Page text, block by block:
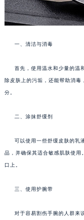
一、清洁与消毒
首先，使用温水和少量的温
除皮肤上的污垢，还能帮助消毒
分。
二、涂抹舒缓剂
可以使用一些舒缓皮肤的乳
品，并确保其适合敏感肌肤使用
口上。
三、使用护腕带
对于容易割伤手腕的人群来